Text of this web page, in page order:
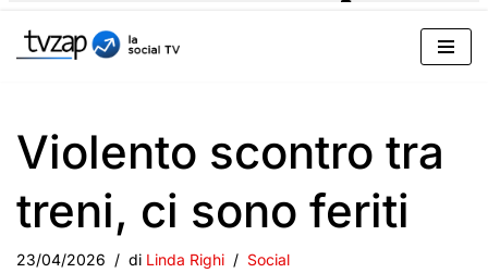
al
Violento scontro tra
treni, ci sono feriti
23/04/2026 di Linda Righi Social